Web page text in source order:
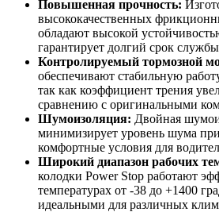
Повышенная прочность:
высококачественных
обладают высокой
гарантирует долгий срок
Контролируемый тормозной
обеспечивают стабильную
так как коэффициент трения
сравнению с оригинальными
Шумоизоляция: Двойная
минимизирует уровень шума
комфортные условия для
Широкий диапазон рабочих
колодки Power Stop работают
температурах от -38 до +1400
идеальными для различных